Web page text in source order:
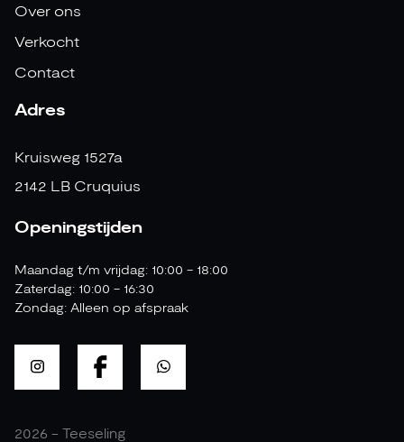
Over ons
Verkocht
Contact
Adres
Kruisweg 1527a
2142 LB Cruquius
Openingstijden
Maandag t/m vrijdag: 10:00 - 18:00
Zaterdag: 10:00 - 16:30
Zondag: Alleen op afspraak
2026 - Teeseling